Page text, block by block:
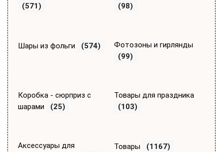
(571)
(98)
Шары из фольги (574)
Фотозоны и гирлянды
(99)
Коробка - сюрприз с
шарами
(25)
Товары для праздника
(103)
Аксессуары для
Товары (1167)